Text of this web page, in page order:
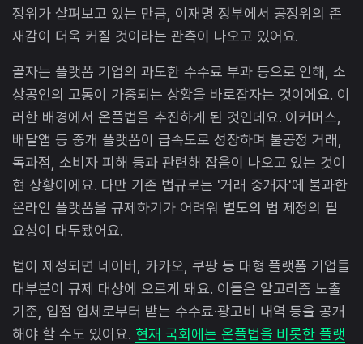
정위가 살펴보고 있는 만큼, 이재명 정부에서 공정위의 존
재감이 더욱 커질 것이라는 관측이 나오고 있어요.
골자는 플랫폼 기업의 과도한 수수료 부과 등으로 인해, 소
상공인의 고통이 가중되는 상황을 바로잡자는 것이에요. 이
러한 배경에서 온플법을 추진하게 된 것인데요. 이커머스,
배달앱 등 중개 플랫폼이 급속도로 성장하며 불공정 거래,
독과점, 소비자 피해 등과 관련해 잡음이 나오고 있는 것이
현 상황이에요. 다만 기존 법규로는 '거래 중개자'에 불과한
온라인 플랫폼을 규제하기가 어려워 별도의 법 제정의 필
요성이 대두됐어요.
법이 제정되면 네이버, 카카오, 쿠팡 등 대형 플랫폼 기업들
대부분이 규제 대상에 오르게 돼요. 이들은 알고리즘 노출
기준, 입점 업체로부터 받는 수수료·광고비 내역 등을 공개
해야 할 수도 있어요. 현재 국회에는 온플법을 비롯한 플랫